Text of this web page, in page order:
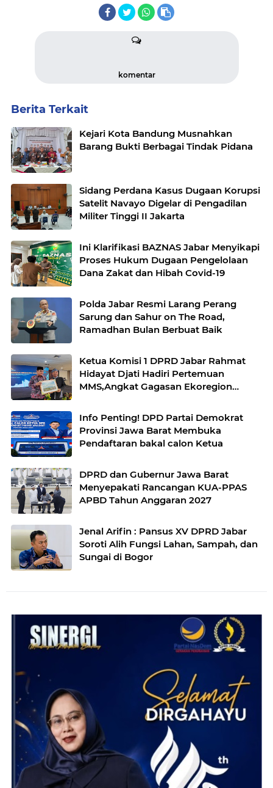
komentar
Berita Terkait
Kejari Kota Bandung Musnahkan
Barang Bukti Berbagai Tindak Pidana
Sidang Perdana Kasus Dugaan Korupsi
Satelit Navayo Digelar di Pengadilan
Militer Tinggi II Jakarta
Ini Klarifikasi BAZNAS Jabar Menyikapi
Proses Hukum Dugaan Pengelolaan
Dana Zakat dan Hibah Covid-19
Polda Jabar Resmi Larang Perang
Sarung dan Sahur on The Road,
Ramadhan Bulan Berbuat Baik
Ketua Komisi 1 DPRD Jabar Rahmat
Hidayat Djati Hadiri Pertemuan
MMS,Angkat Gagasan Ekoregion
Info Penting! DPD Partai Demokrat
Provinsi Jawa Barat Membuka
Pendaftaran bakal calon Ketua
DPRD dan Gubernur Jawa Barat
Menyepakati Rancangan KUA-PPAS
APBD Tahun Anggaran 2027
Jenal Arifin : Pansus XV DPRD Jabar
Soroti Alih Fungsi Lahan, Sampah, dan
Sungai di Bogor